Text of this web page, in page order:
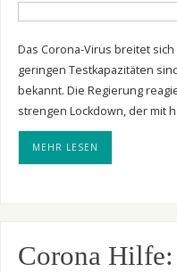
Das Corona-Virus breitet
geringen Testkapazitäten
bekannt. Die Regierung
strengen Lockdown, der mit
MEHR LESEN
Corona